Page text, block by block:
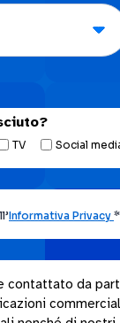
TV Social
Informativa Privacy *
contattato da